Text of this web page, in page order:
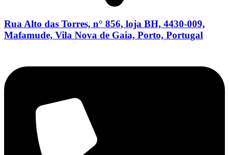
Rua Alto das Torres, n° 856, loja BH, 4430-009,
Mafamude, Vila Nova de Gaia, Porto, Portugal